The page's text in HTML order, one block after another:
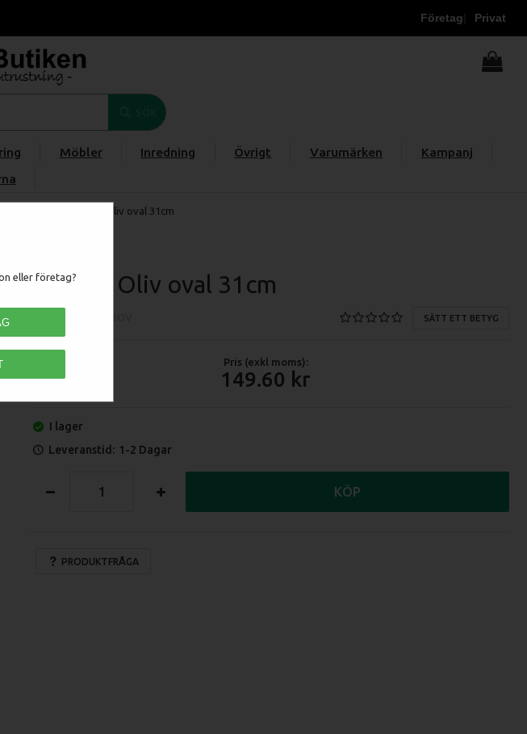
Företag Privat
eller företag?
Möbler Inredning Övrigt Varumärken
Kampanj
Odette Oliv oval 31cm
Odette Oliv oval 31cm
SÄTT ETT BETYG
Pris (exkl moms):
149.60
I lager
Leveranstid: 1-2 Dagar
PRODUKTFRÅGA
KÖP